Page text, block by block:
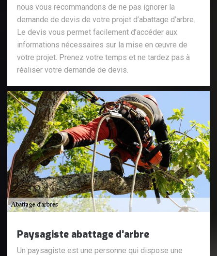
nous vous recommandons de ne pas ignorer la
demande de devis de votre projet d’abattage d’arbre.
Le devis vous permet facilement d’accéder aux
informations nécessaires sur la mise en œuvre de
votre projet. Prenez votre temps et ne tardez pas à
réaliser votre demande de devis.
Paysagiste abattage d’arbre
Un paysagiste est une personne qui dispose une